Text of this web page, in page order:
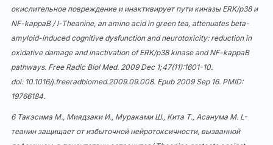
окислительное повреждение и инактивирует пути киназы ERK/p38 и
NF-kappaB / l-Theanine, an amino acid in green tea, attenuates beta-
amyloid-induced cognitive dysfunction and neurotoxicity: reduction in
oxidative damage and inactivation of ERK/p38 kinase and NF-kappaB
pathways. Free Radic Biol Med. 2009 Dec 1;47(11):1601-10.
doi: 10.1016/j.freeradbiomed.2009.09.008. Epub 2009 Sep 16. PMID:
19766184.
6 Такэсима М., Миядзаки И., Мураками Ш., Кита Т., Асанума М. L-
теанин защищает от избыточной нейротоксичности, вызванной